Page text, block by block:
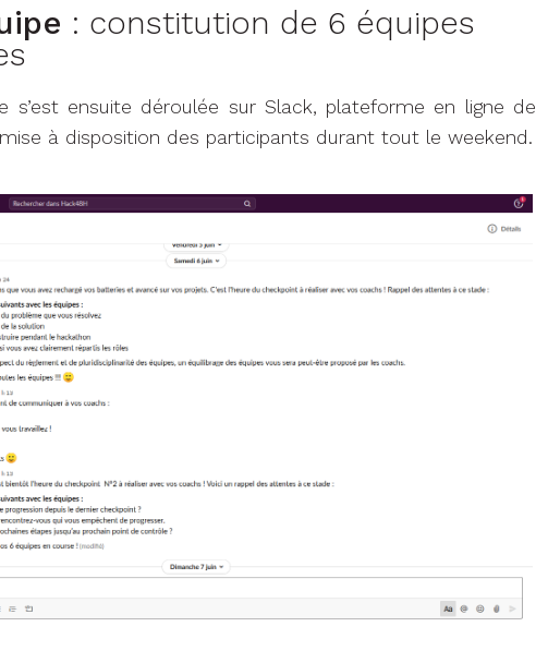
: constitution de 6 équipes
s’est ensuite déroulée sur Slack, plateforme en ligne de
à disposition des participants durant tout le weekend.